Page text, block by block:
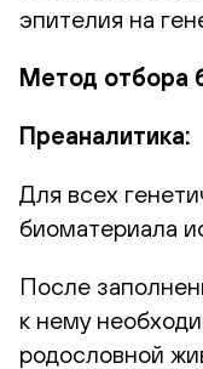
эпителия на
Метод отбора
Преаналитика:
Для всех
биоматериала
После
к нему
родословной